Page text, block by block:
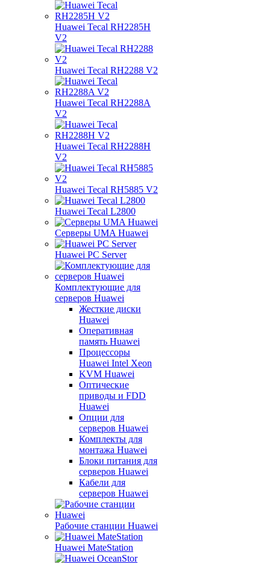
Huawei Tecal RH2285H
V2
Huawei Tecal RH2288 V2
Huawei Tecal RH2288A
V2
Huawei Tecal RH2288H
V2
Huawei Tecal RH5885 V2
Huawei Tecal L2800
Серверы UMA Huawei
Huawei PC Server
Комплектующие для
серверов Huawei
Жесткие диски
Huawei
Оперативная
память Huawei
Процессоры
Huawei Intel Xeon
KVM Huawei
Оптические
приводы и FDD
Huawei
Опции для
серверов Huawei
Комплекты для
монтажа Huawei
Блоки питания для
серверов Huawei
Кабели для
серверов Huawei
Рабочие станции Huawei
Huawei MateStation